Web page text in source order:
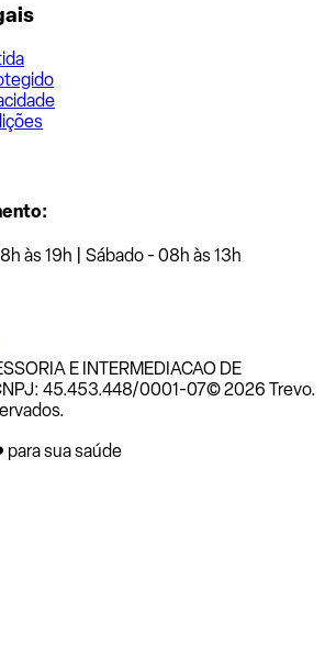
às 19h | Sábado - 08h às 13h
E INTERMEDIACAO DE
45.453.448/0001-07© 2026 Trevo.
sua saúde